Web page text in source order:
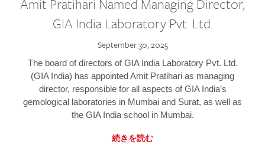
GIA India Laboratory Pvt. Ltd.
September 30, 2025
The board of directors of GIA India Laboratory Pvt. Ltd.
(GIA India) has appointed Amit Pratihari as managing
director, responsible for all aspects of GIA India’s
gemological laboratories in Mumbai and Surat, as well as
the GIA India school in Mumbai.
続きを読む